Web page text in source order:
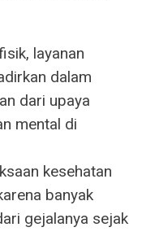
layanan
dalam
dari upaya
mental di
kesehatan
banyak
gejalanya sejak